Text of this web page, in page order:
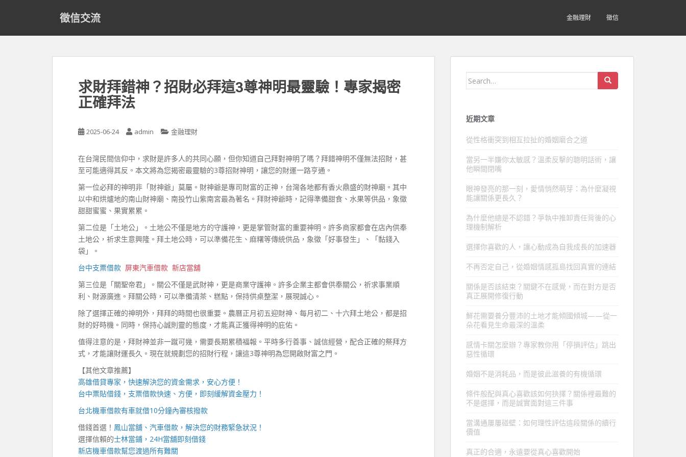
徵信交流 金融理財 徵信
求財拜錯神？招財必拜這3尊神明最靈驗！專家揭密
正確拜法
2025-06-24 admin 金融理財
在台灣民間信仰中，求財是許多人的共同心願，但你知道自己拜對神明了嗎？拜錯神明不僅無法招財，甚
至可能適得其反。本文將為您揭密最靈驗的3尊招財神明，讓您的財運一路亨通。
第一位必拜的神明非「財神爺」莫屬。財神爺是專司財富的正神，台灣各地都有香火鼎盛的財神廟。其中
以中和烘爐地的南山財神廟、南投竹山紫南宮最為著名。拜財神爺時，記得準備甜食、水果等供品，象徵
甜甜蜜蜜、果實累累。
第二位是「土地公」。土地公不僅是地方的守護神，更是掌管財富的重要神明。許多商家都會在店內供奉
土地公，祈求生意興隆。拜土地公時，可以準備花生、麻糬等傳統供品，象徵「好事發生」、「黏錢入
袋」。
台中支票借款 屏東汽車借款 新店當舖
第三位是「關聖帝君」。關公不僅是武財神，更是商業守護神。許多企業主都會供奉關公，祈求事業順
利、財源廣進。拜關公時，可以準備清茶、糕點，保持供桌整潔，展現誠心。
除了選擇正確的神明外，拜拜的時間也很重要。農曆正月初五迎財神、每月初二、十六拜土地公，都是招
財的好時機。同時，保持心誠則靈的態度，才能真正獲得神明的庇佑。
值得注意的是，拜財神並非一蹴可幾，需要長期累積福報。平時多行善事、誠信經營，配合正確的祭拜方
式，才能讓財運長久。現在就規劃您的招財行程，讓這3尊神明為您開啟財富之門。
【其他文章推薦】
高雄借貸專家，快速解決您的資金需求，安心方便！
台中票貼借錢 ，支票借款快速、方便，即刻緩解資金壓力！
台北機車借款有車就借10分鐘內審核撥款
借錢首選！ 鳳山當舖 、汽車借款，解決您的財務緊急狀況！
選擇信賴的士林當鋪 ， 24H當舖即刻借錢
新店機車借款幫您渡過所有難關
Search
近期文章
從性格衝突到相互拉扯的婚姻磨合之道
當另一半嫌你太敏感？溫柔反擊的聰明話術，讓
他瞬間閉嘴
眼神發亮的那一刻，愛情悄然萌芽：為什麼凝視
能讓關係更長久？
為什麼他總是不認錯？爭執中推卸責任背後的心
理機制解析
選擇你喜歡的人，讓心動成為自我成長的加速器
不再否定自己，從婚姻情感孤島找回真實的連結
關係是否該結束？關鍵不在感覺，而在對方是否
真正展開修復行動
鮮花需要養分豐沛的土地才能傾國傾城——從一
朵花看見生命最深的溫柔
感情卡關怎麼辦？專家教你用「停損評估」跳出
惡性循環
婚姻不是消耗品，而是彼此滋養的有機循環
條件般配與真心喜歡該如何抉擇？關係裡最難的
不是選擇，而是誠實面對這三件事
當溝通屢屢碰壁：如何理性評估這段關係的續行
價值
真正的合適，永遠要從真心喜歡開始